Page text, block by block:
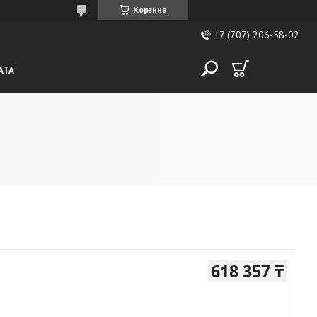
Корзина
+7 (707) 206-58-02
618 357 ₸